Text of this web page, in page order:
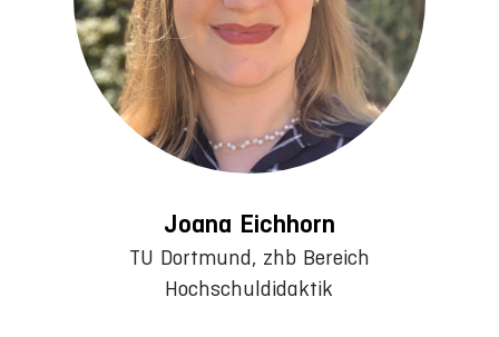
Joana Eichhorn
TU Dortmund, zhb Bereich
Hochschuldidaktik